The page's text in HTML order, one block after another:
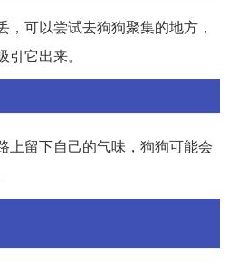
可以尝试去狗狗聚集的地方，
它出来。
上留下自己的气味，狗狗可能会